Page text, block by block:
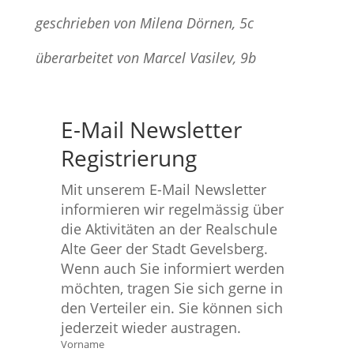
geschrieben von Milena Dörnen, 5c
überarbeitet von Marcel Vasilev, 9b
E-Mail Newsletter
Registrierung
Mit unserem E-Mail Newsletter
informieren wir regelmässig über
die Aktivitäten an der Realschule
Alte Geer der Stadt Gevelsberg.
Wenn auch Sie informiert werden
möchten, tragen Sie sich gerne in
den Verteiler ein. Sie können sich
jederzeit wieder austragen.
Vorname